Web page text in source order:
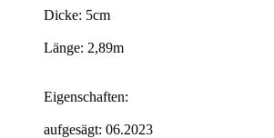
Dicke: 5cm
Länge: 2,89m
Eigenschaften:
aufgesägt: 06.2023